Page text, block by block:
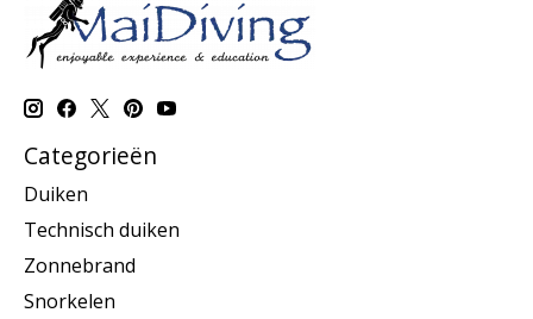
Categorieën
Duiken
Technisch duiken
Zonnebrand
Snorkelen